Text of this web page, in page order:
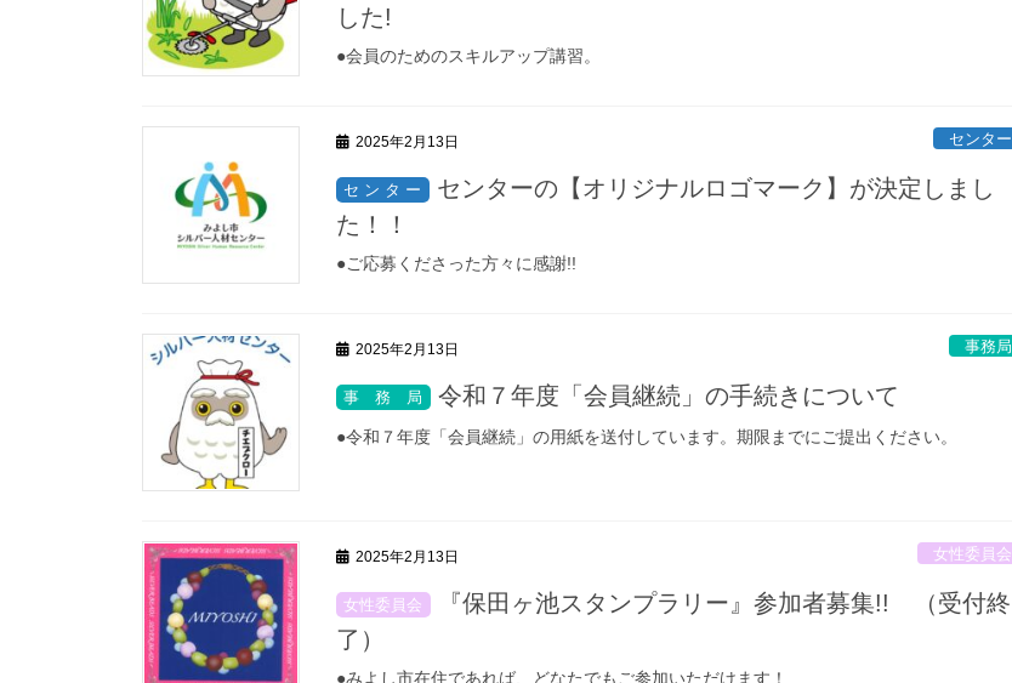
した!
●会員のためのスキルアップ講習。
2025年2月13日 センター
センターの【オリジナルロゴマーク】が決定しまし
た！！
●ご応募くださった方々に感謝!!
2025年2月13日 事務局
令和７年度「会員継続」の手続きについて
●令和７年度「会員継続」の用紙を送付しています。期限までにご提出ください。
2025年2月13日 女性委員会
『保田ヶ池スタンプラリー』参加者募集!! （受付終
了）
●みよし市在住であれば、どなたでもご参加いただけます！